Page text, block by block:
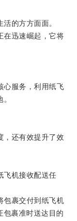
的方方面面。
迅速崛起，它将
服务，利用纸飞
还有效提升了效
机接收配送任
裹交付到纸飞机
包裹准时送达目的